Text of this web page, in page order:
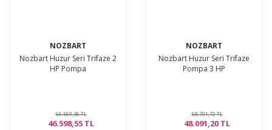
NOZBART
Nozbart Huzur Seri Trifaze 2
HP Pompa
66.569,36 TL
46.598,55 TL
NOZBART
Nozbart Huzur Seri Trifaze
Pompa 3 HP
68.701,72 TL
48.091,20 TL